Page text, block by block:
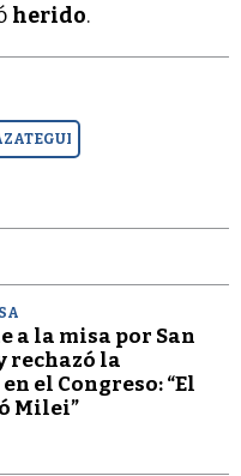
herido.
a la misa por San
rechazó la
el Congreso: “El
Milei”